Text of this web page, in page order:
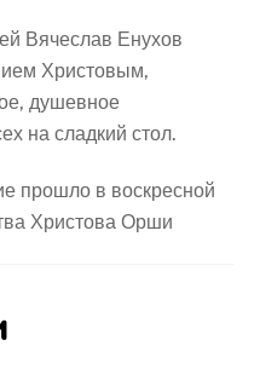
Вячеслав Енухов
Христовым,
душевное
на сладкий стол.